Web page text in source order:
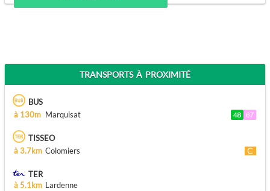
TRANSPORTS À PROXIMITÉ
BUS
à 130m Marquisat
TISSEO
à 3.7km Colomiers
TER
à 5.1km Lardenne